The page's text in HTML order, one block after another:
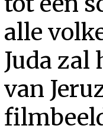
alle
Juda zal
van